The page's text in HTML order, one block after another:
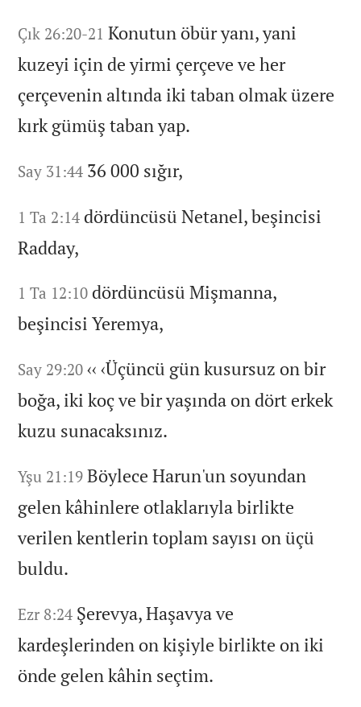
Çık 26:20-21 Konutun öbür yanı,yani
kuzeyi için de yirmi çerçeve ve her
çerçevenin altında iki taban olmak üzere
kırk gümüş taban yap.
Say 31:44 36 000 sığır,
1 Ta 2:14 dördüncüsü Netanel,beşincisi
Radday,
1 Ta 12:10 dördüncüsü Mişmanna,
beşincisi Yeremya,
Say 29:20 ‹‹ ‹Üçüncü gün kusursuz on bir
boğa, iki koç ve bir yaşında on dört erkek
kuzu sunacaksınız.
Yşu 21:19 Böylece Harun'un soyundan
gelen kâhinlere otlaklarıyla birlikte
verilen kentlerin toplam sayısı on üçü
buldu.
Ezr 8:24 Şerevya,Haşavya ve
kardeşlerinden on kişiyle birlikte on iki
önde gelen kâhin seçtim.